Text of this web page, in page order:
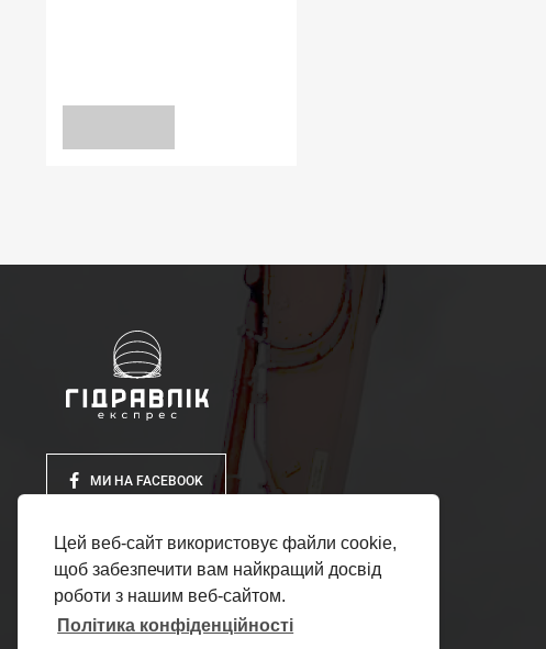
Цей веб-сайт використовує файли cookie,
щоб забезпечити вам найкращий досвід
роботи з нашим веб-сайтом.
Політика конфіденційності
МИ НА FACEBOOK